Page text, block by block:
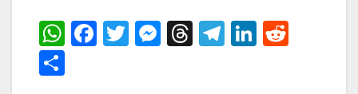
W
F
T
M
T
T
Li